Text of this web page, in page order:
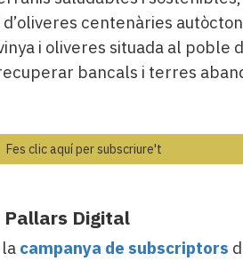
centenàries
i oliveres situada al poble
bancals i terres
Fes clic aquí per subscriure't
Digital
campanya de subscriptors